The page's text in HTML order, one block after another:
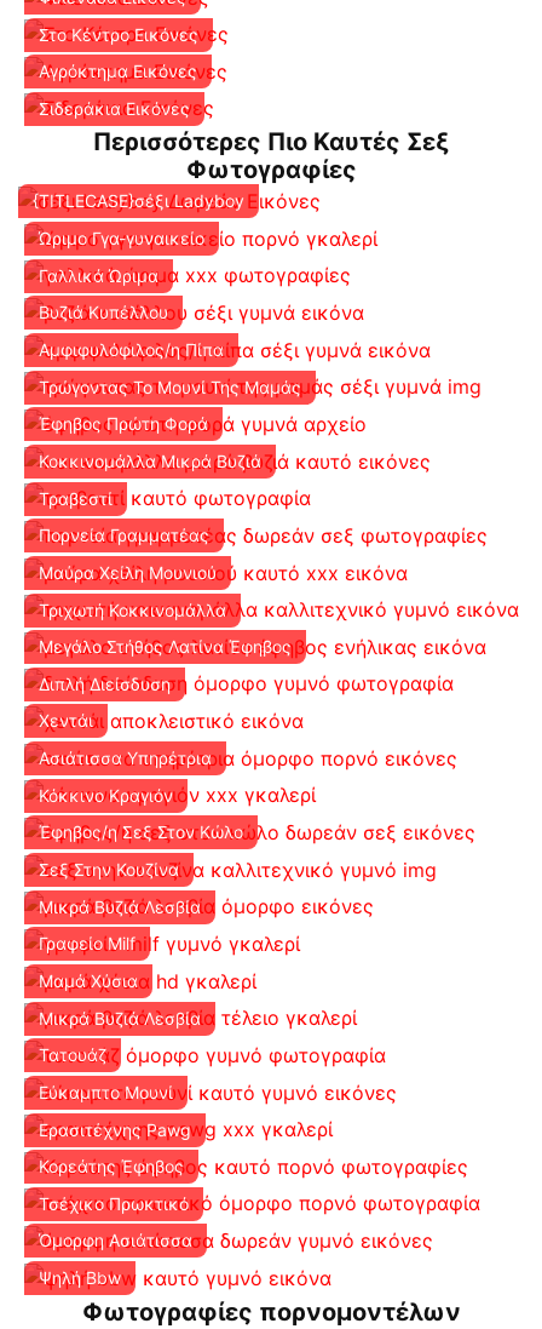
Στο Κέντρο Εικόνες
Αγρόκτημα Εικόνες
Σιδεράκια Εικόνες
Περισσότερες Πιο Καυτές Σεξ
Φωτογραφίες
{TITLECASE}σέξι Ladyboy
Ώριμο Γγα-γυναικείο
Γαλλικά Ώριμα
Βυζιά Κυπέλλου
Αμφιφυλόφιλος/η Πίπα
Τρώγοντας Το Μουνί Της Μαμάς
Έφηβος Πρώτη Φορά
Κοκκινομάλλα Μικρά Βυζιά
Τραβεστί
Πορνεία Γραμματέας
Μαύρα Χείλη Μουνιού
Τριχωτή Κοκκινομάλλα
Μεγάλο Στήθος Λατίνα Έφηβος
Διπλή Διείσδυση
Χεντάι
Ασιάτισσα Υπηρέτρια
Κόκκινο Κραγιόν
Έφηβος/η Σεξ Στον Κώλο
Σεξ Στην Κουζίνα
Μικρά Βυζιά Λεσβία
Γραφείο Milf
Μαμά Χύσια
Μικρά Βυζιά Λεσβία
Τατουάζ
Εύκαμπτο Μουνί
Ερασιτέχνης Pawg
Κορεάτης Έφηβος
Τσέχικο Πρωκτικό
Όμορφη Ασιάτισσα
Ψηλή Bbw
Φωτογραφίες πορνομοντέλων